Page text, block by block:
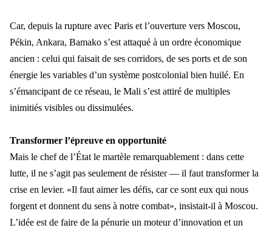
Car, depuis la rupture avec Paris et l’ouverture vers Moscou,
Pékin, Ankara, Bamako s’est attaqué à un ordre économique
ancien : celui qui faisait de ses corridors, de ses ports et de son
énergie les variables d’un système postcolonial bien huilé. En
s’émancipant de ce réseau, le Mali s’est attiré de multiples
inimitiés visibles ou dissimulées.
Transformer l’épreuve en opportunité
Mais le chef de l’État le martèle remarquablement : dans cette
lutte, il ne s’agit pas seulement de résister — il faut transformer la
crise en levier. «Il faut aimer les défis, car ce sont eux qui nous
forgent et donnent du sens à notre combat», insistait-il à Moscou.
L’idée est de faire de la pénurie un moteur d’innovation et un